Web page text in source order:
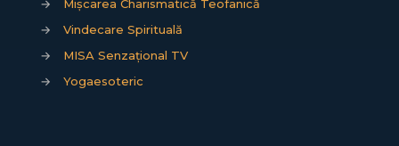
→
Mișcarea Charismatică Teofanică
→
Vindecare Spirituală
→
MISA Senzațional TV
→
Yogaesoteric